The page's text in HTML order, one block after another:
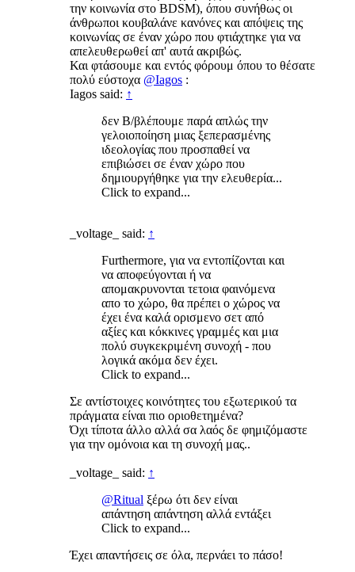
την κοινωνία στο BDSM), όπου συνήθως οι
άνθρωποι κουβαλάνε κανόνες και απόψεις της
κοινωνίας σε έναν χώρο που φτιάχτηκε για να
απελευθερωθεί απ' αυτά ακριβώς.
Και φτάσουμε και εντός φόρουμ όπου το θέσατε
πολύ εύστοχα @Iagos :
Iagos said: ↑
δεν Β/βλέπουμε παρά απλώς την
γελοιοποίηση μιας ξεπερασμένης
ιδεολογίας που προσπαθεί να
επιβιώσει σε έναν χώρο που
δημιουργήθηκε για την ελευθερία...
Click to expand...
_voltage_ said: ↑
Furthermore, για να εντοπίζονται και
να αποφεύγονται ή να
απομακρυνονται τετοια φαινόμενα
απο το χώρο, θα πρέπει ο χώρος να
έχει ένα καλά ορισμενο σετ από
αξίες και κόκκινες γραμμές και μια
πολύ συγκεκριμένη συνοχή - που
λογικά ακόμα δεν έχει.
Click to expand...
Σε αντίστοιχες κοινότητες του εξωτερικού τα
πράγματα είναι πιο οριοθετημένα?
Όχι τίποτα άλλο αλλά σα λαός δε φημιζόμαστε
για την ομόνοια και τη συνοχή μας..
_voltage_ said: ↑
@Ritual ξέρω ότι δεν είναι
απάντηση απάντηση αλλά εντάξει
Click to expand...
Έχει απαντήσεις σε όλα, περνάει το πάσο!